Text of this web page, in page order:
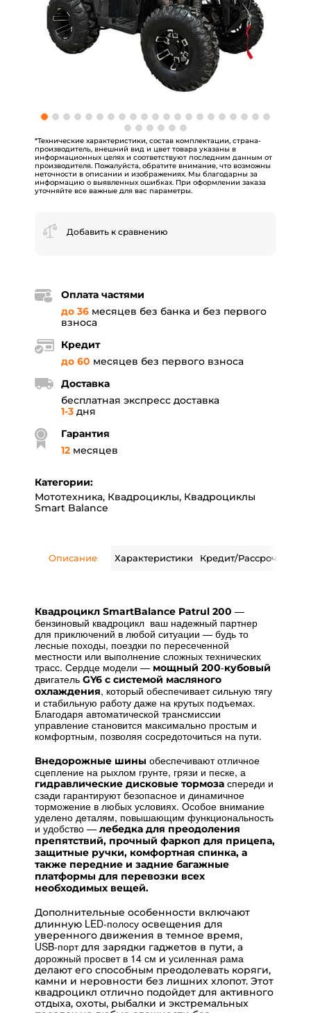
*Технические характеристики, состав комплектации, страна-
производитель, внешний вид и цвет товара указаны в
информационных целях и соответствуют последним данным от
производителя. Пожалуйста, обратите внимание, что возможны
неточности в описании и изображениях. Мы благодарны за
информацию о выявленных ошибках. При оформлении заказа
уточняйте все важные для вас параметры.
Добавить к сравнению
Оплата частями
до 36 месяцев без банка и без первого
взноса
Кредит
до 60 месяцев без первого взноса
Доставка
бесплатная экспресс доставка
1-3 дня
Гарантия
12 месяцев
Категории:
Мототехника, Квадроциклы, Квадроциклы
Smart Balance
Описание Характеристики Кредит/Рассрочка
Квадроцикл SmartBalance Patrul 200 —
бензиновый квадроцикл ваш надежный партнер
для приключений в любой ситуации — будь то
лесные походы, поездки по пересеченной
местности или выполнение сложных технических
трасс. Сердце модели — мощный 200‑кубовый
двигатель GY6 с системой масляного
охлаждения, который обеспечивает сильную тягу
и стабильную работу даже на крутых подъемах.
Благодаря автоматической трансмиссии
управление становится максимально простым и
комфортным, позволяя сосредоточиться на пути.
Внедорожные шины обеспечивают отличное
сцепление на рыхлом грунте, грязи и песке, а
гидравлические дисковые тормоза спереди и
сзади гарантируют безопасное и динамичное
торможение в любых условиях. Особое внимание
уделено деталям, повышающим функциональность
и удобство — лебедка для преодоления
препятствий, прочный фаркоп для прицепа,
защитные ручки, комфортная спинка, а
также передние и задние багажные
платформы для перевозки всех
необходимых вещей.
Дополнительные особенности включают
длинную LED‑полосу освещения для
уверенного движения в темное время,
USB‑портдля зарядки гаджетов в пути, а
дорожный просвет в 14 см и усиленная рама
делают его способным преодолевать коряги,
камни и неровности без лишних хлопот. Этот
квадроцикл отлично подойдет для активного
отдыха, охоты, рыбалки и экстремальных